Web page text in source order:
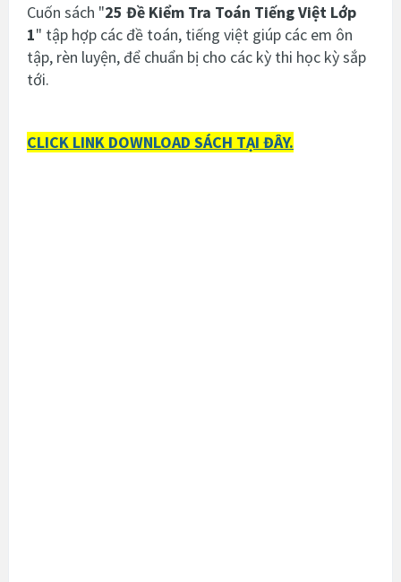
Cuốn sách "25 Đề Kiểm Tra Toán Tiếng Việt Lớp
1" tập hợp các đề toán, tiếng việt giúp các em ôn
tập, rèn luyện, để chuẩn bị cho các kỳ thi học kỳ sắp
tới.
CLICK LINK DOWNLOAD SÁCH TẠI ĐÂY.